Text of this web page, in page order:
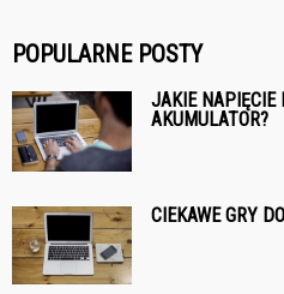
POPULARNE POSTY
JAKIE NAPIĘCIE
AKUMULATOR?
CIEKAWE GRY